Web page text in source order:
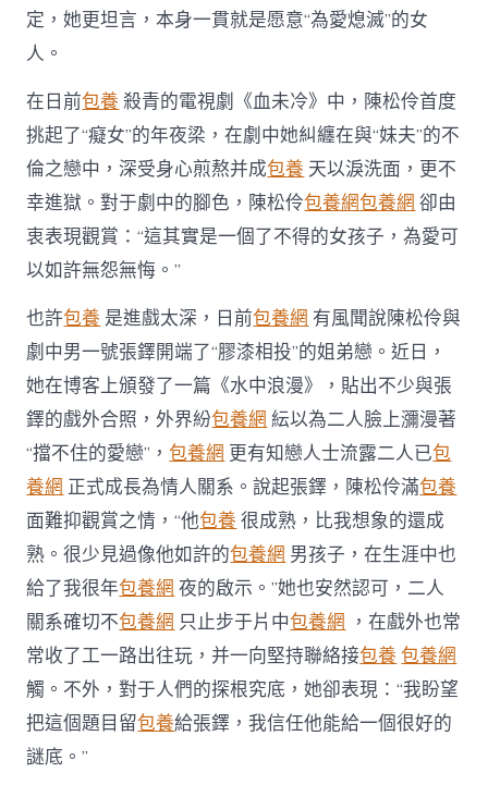
定，她更坦言，本身一貫就是愿意“為愛熄滅”的女
人。
在日前包養 殺青的電視劇《血未冷》中，陳松伶首度
挑起了“癡女”的年夜梁，在劇中她糾纏在與“妹夫”的不
倫之戀中，深受身心煎熬并成包養 天以淚洗面，更不
幸進獄。對于劇中的腳色，陳松伶包養網包養網 卻由
衷表現觀賞：“這其實是一個了不得的女孩子，為愛可
以如許無怨無悔。”
也許包養 是進戲太深，日前包養網 有風聞說陳松伶與
劇中男一號張鐸開端了“膠漆相投”的姐弟戀。近日，
她在博客上頒發了一篇《水中浪漫》，貼出不少與張
鐸的戲外合照，外界紛包養網 紜以為二人臉上瀰漫著
“擋不住的愛戀”，包養網 更有知戀人士流露二人已包
養網 正式成長為情人關系。說起張鐸，陳松伶滿包養
面難抑觀賞之情，“他包養 很成熟，比我想象的還成
熟。很少見過像他如許的包養網 男孩子，在生涯中也
給了我很年包養網 夜的啟示。”她也安然認可，二人
關系確切不包養網 只止步于片中包養網 ，在戲外也常
常收了工一路出往玩，并一向堅持聯絡接包養 包養網
觸。不外，對于人們的探根究底，她卻表現：“我盼望
把這個題目留包養給張鐸，我信任他能給一個很好的
謎底。”